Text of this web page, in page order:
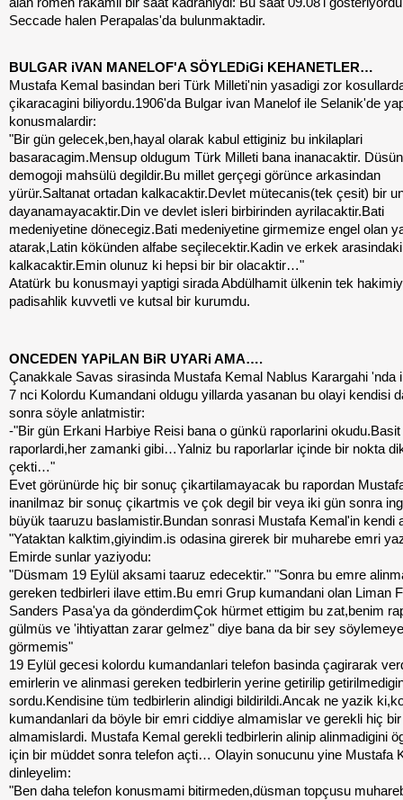
Seccade halen Perapalas'da bulunmaktadir.
BULGAR iVAN MANELOF'A SÖYLEDiGi KEHANETLER…
Mustafa Kemal basindan beri Türk Milleti'nin yasadigi zor
çikaracagini biliyordu.1906'da Bulgar ivan Manelof ile Selanik'de
konusmalardir:
"Bir gün gelecek,ben,hayal olarak kabul ettiginiz bu inkilaplari
basaracagim.Mensup oldugum Türk Milleti bana inanacaktir.
demogoji mahsülü degildir.Bu millet gerçegi görünce arkasindan
yürür.Saltanat ortadan kalkacaktir.Devlet mütecanis(tek çesit) bir
dayanamayacaktir.Din ve devlet isleri birbirinden ayrilacaktir.Bati
medeniyetine dönecegiz.Bati medeniyetine girmemize engel olan
atarak,Latin kökünden alfabe seçilecektir.Kadin ve erkek
kalkacaktir.Emin olunuz ki hepsi bir bir olacaktir…"
Atatürk bu konusmayi yaptigi sirada Abdülhamit ülkenin tek
padisahlik kuvvetli ve kutsal bir kurumdu.
ONCEDEN YAPiLAN BiR UYARi AMA….
Çanakkale Savas sirasinda Mustafa Kemal Nablus Karargahi 'nda
7 nci Kolordu Kumandani oldugu yillarda yasanan bu olayi kendisi
sonra söyle anlatmistir:
-"Bir gün Erkani Harbiye Reisi bana o günkü raporlarini okudu.Basit
raporlardi,her zamanki gibi…Yalniz bu raporlarlar içinde bir nokta
çekti…"
Evet görünürde hiç bir sonuç çikartilamayacak bu rapordan
inanilmaz bir sonuç çikartmis ve çok degil bir veya iki gün sonra
büyük taaruzu baslamistir.Bundan sonrasi Mustafa Kemal'in kendi
"Yataktan kalktim,giyindim.is odasina girerek bir muharebe emri
Emirde sunlar yaziyodu:
"Düsmam 19 Eylül aksami taaruz edecektir." "Sonra bu emre
gereken tedbirleri ilave ettim.Bu emri Grup kumandani olan Liman
Sanders Pasa'ya da gönderdimÇok hürmet ettigim bu zat,benim
gülmüs ve 'ihtiyattan zarar gelmez" diye bana da bir sey
görmemis"
19 Eylül gecesi kolordu kumandanlari telefon basinda çagirarak
emirlerin ve alinmasi gereken tedbirlerin yerine getirilip
sordu.Kendisine tüm tedbirlerin alindigi bildirildi.Ancak ne yazik
kumandanlari da böyle bir emri ciddiye almamislar ve gerekli hiç
almamislardi. Mustafa Kemal gerekli tedbirlerin alinip alinmadigini
için bir müddet sonra telefon açti… Olayin sonucunu yine Mustafa
dinleyelim:
"Ben daha telefon konusmami bitirmeden,düsman topçusu